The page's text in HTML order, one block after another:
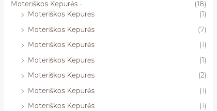
Moteriškos Kepurės -
(18)
Moteriškos Kepurės
(1)
Moteriškos Kepurės
(7)
Moteriškos Kepurės
(1)
Moteriškos Kepurės
(1)
Moteriškos Kepurės
(2)
Moteriškos Kepurės
(1)
Moteriškos Kepurės
(1)